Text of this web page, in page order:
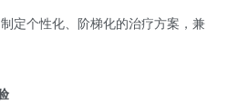
定个性化、阶梯化的治疗方案，兼